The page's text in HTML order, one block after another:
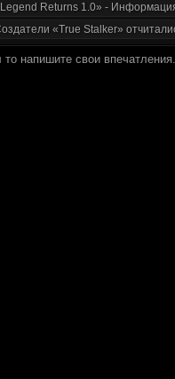
Returns 1.0» -
«True Stalker»
напишите свои